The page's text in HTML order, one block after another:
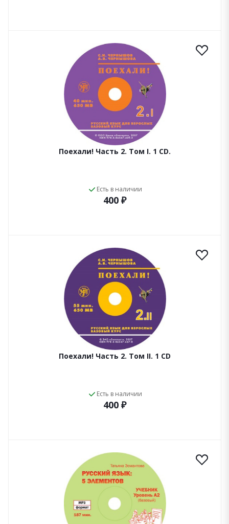
Поехали! Часть 2. Том I. 1 CD.
Есть в наличии
400 ₽
Поехали! Часть 2. Том II. 1 CD
Есть в наличии
400 ₽